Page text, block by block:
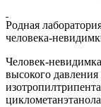
Родная
человека-
Человек-
высокого давления